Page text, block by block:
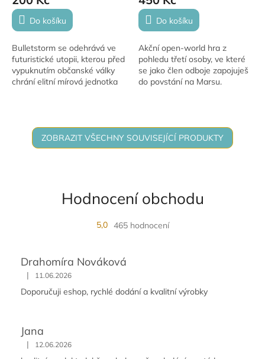
Do košíku
Bulletstorm se odehrává ve
futuristické utopii, kterou před
vypuknutím občanské války
chrání elitní mírová jednotka
Do košíku
Akční open-world hra z
pohledu třetí osoby, ve které
se jako člen odboje zapojuješ
do povstání na Marsu.
ZOBRAZIT VŠECHNY SOUVISEJÍCÍ PRODUKTY
Hodnocení obchodu
5,0 465 hodnocení
Drahomíra Nováková
| 11.06.2026
Doporučuji eshop, rychlé dodání a kvalitní výrobky
Jana
| 12.06.2026